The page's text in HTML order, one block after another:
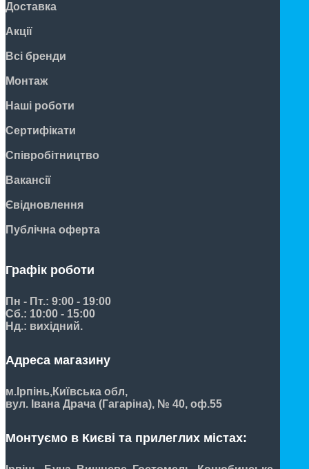
Доставка
Акції
Всі бренди
Монтаж
Наші роботи
Сертифікати
Співробітництво
Вакансії
Євідновлення
Публічна оферта
Графік роботи
Пн - Пт.: 9:00 - 19:00
Сб.: 10:00 - 15:00
Нд.: вихідний.
Адреса магазину
м.Ірпінь,Київська обл,
вул. Івана Драча (Гагаріна), № 40, оф.55
Монтуємо в Києві та прилеглих містах: